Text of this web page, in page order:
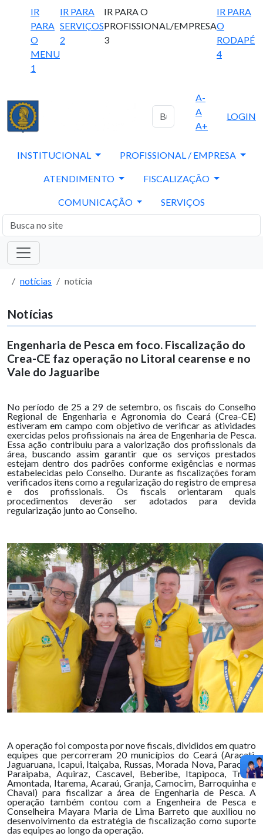
IR
PARA
O
MENU
1
IR PARA
SERVIÇOS
2
IR PARA O
PROFISSIONAL/EMPRESA
3
IR PARA
O
RODAPÉ
4
A-
A
A+
LOGIN
INSTITUCIONAL PROFISSIONAL / EMPRESA
ATENDIMENTO FISCALIZAÇÃO
COMUNICAÇÃO SERVIÇOS
notícias notícia
Notícias
Engenharia de Pesca em foco. Fiscalização do
Crea-CE faz operação no Litoral cearense e no
Vale do Jaguaribe
No período de 25 a 29 de setembro, os fiscais do Conselho
Regional de Engenharia e Agronomia do Ceará (Crea-CE)
estiveram em campo com objetivo de verificar as atividades
exercidas pelos profissionais na área de Engenharia de Pesca.
Essa ação contribuiu para a valorização dos profissionais da
área, buscando assim garantir que os serviços prestados
estejam dentro dos padrões conforme exigências e normas
estabelecidas pelo Conselho. Durante as fiscalizações foram
verificados itens como a regularização do registro de empresa
e dos profissionais. Os fiscais orientaram quais
procedimentos deverão ser adotados para devida
regularização junto ao Conselho.
A operação foi composta por nove fiscais, divididos em quatro
equipes que percorreram 20 municípios do Ceará (Aracati,
Jaguaruana, Icapui, Itaiçaba, Russas, Morada Nova, Paracuru,
Paraipaba, Aquiraz, Cascavel, Beberibe, Itapipoca, Trairi,
Amontada, Itarema, Acaraú, Granja, Camocim, Barroquinha e
Chaval) para fiscalizar a área de Engenharia de Pesca. A
operação também contou com a Engenheira de Pesca e
Conselheira Mayara Maria de Lima Barreto que auxiliou no
desenvolvimento da estratégia de fiscalização como suporte
das equipes ao longo da operação.